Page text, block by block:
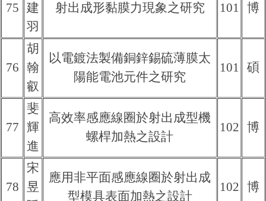
75
建
羽
射出成形黏膜力現象之研究 101 博
76
胡
翰
叡
以電鍍法製備銅鋅錫硫薄膜太
陽能電池元件之研究
101 碩
77
斐
輝
進
高效率感應線圈於射出成型機
螺桿加熱之設計
102 博
78
宋
昱
應用非平面感應線圈於射出成
型模具表面加熱之設計
102 博